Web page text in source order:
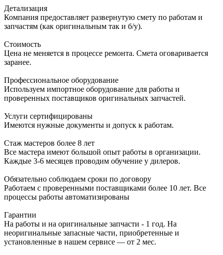
Детализация
Компания предоставляет развернутую смету по работам и
запчастям (как оригинальным так и б/у).
Стоимость
Цена не меняется в процессе ремонта. Смета оговаривается
заранее.
Профессиональное оборудование
Используем импортное оборудование для работы и
проверенных поставщиков оригинальных запчастей.
Услуги сертифицированы
Имеются нужные документы и допуск к работам.
Стаж мастеров более 8 лет
Все мастера имеют большой опыт работы в организации.
Каждые 3-6 месяцев проводим обучение у дилеров.
Обязательно соблюдаем сроки по договору
Работаем с проверенными поставщиками более 10 лет. Все
процессы работы автоматизированы
Гарантии
На работы и на оригинальные запчасти - 1 год. На
неоригинальные запасные части, приобретенные и
установленные в нашем сервисе — от 2 мес.